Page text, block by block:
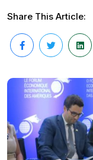
Share This Article: